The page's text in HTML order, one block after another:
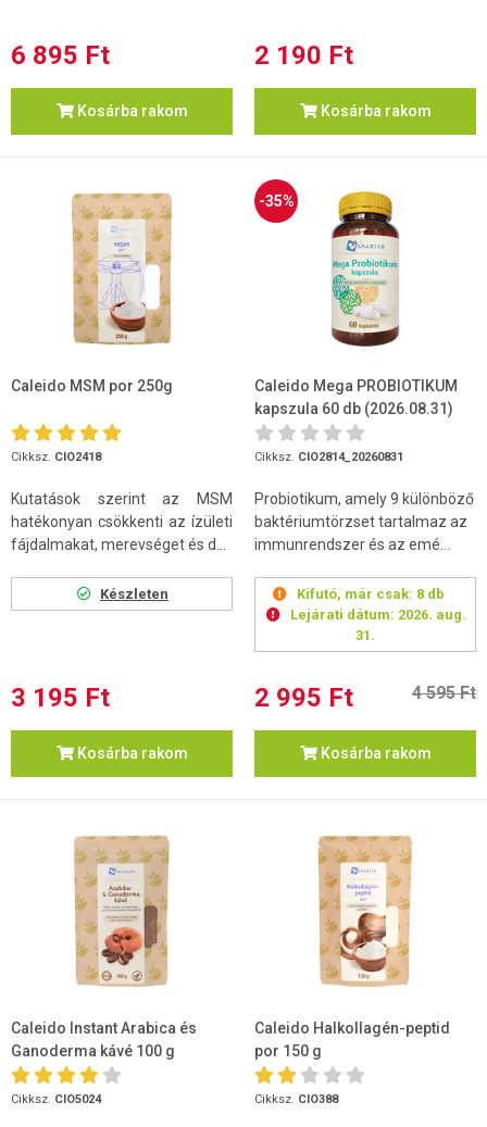
6 895 Ft
Kosárba rakom
2 190 Ft
Kosárba rakom
Caleido MSM por 250g
Cikksz. CIO2418
Kutatások szerint az MSM
hatékonyan csökkenti az ízületi
fájdalmakat, merevséget és d...
Készleten
3 195 Ft
Kosárba rakom
-35%
Caleido Mega PROBIOTIKUM
kapszula 60 db (2026.08.31)
Cikksz. CIO2814_20260831
Probiotikum, amely 9 különböző
baktériumtörzset tartalmaz az
immunrendszer és az emé...
Kifutó, már csak: 8 db
Lejárati dátum: 2026. aug.
31.
2 995 Ft 4 595 Ft
Kosárba rakom
Caleido Instant Arabica és
Ganoderma kávé 100 g
Cikksz. CIO5024
Caleido Halkollagén-peptid
por 150 g
Cikksz. CIO388